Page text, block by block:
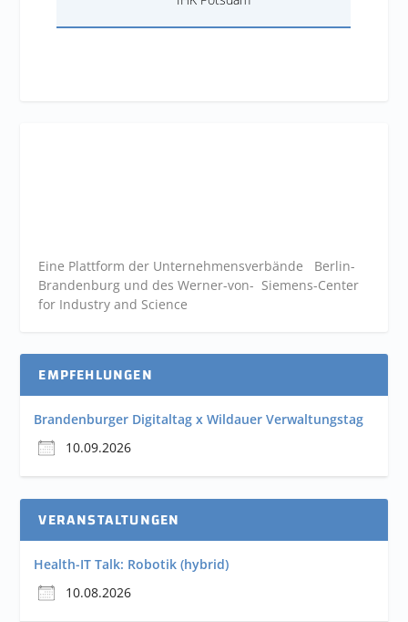
Eine Plattform der Unternehmensverbände Berlin-
Brandenburg und des Werner-von- Siemens-Center
for Industry and Science
EMPFEHLUNGEN
Brandenburger Digitaltag x Wildauer Verwaltungstag
10.09.2026
VERANSTALTUNGEN
Health-IT Talk: Robotik (hybrid)
10.08.2026